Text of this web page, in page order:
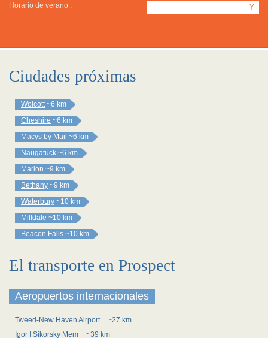
Horario de verano : Y
Ciudades próximas
Wolcott ~6 km
Cheshire ~6 km
Macys by Mail ~6 km
Naugatuck ~6 km
Marion ~9 km
Bethany ~9 km
Waterbury ~10 km
Milldale ~10 km
Beacon Falls ~10 km
El transporte en Prospect
Aeropuertos internacionales
Tweed-New Haven Airport
~27 km
Igor I Sikorsky Mem
~39 km